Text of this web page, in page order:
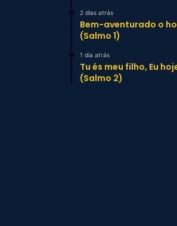
2 dias atrás
Bem-aventurado o
(Salmo 1)
1 dia atrás
Tu és meu filho, Eu
(Salmo 2)